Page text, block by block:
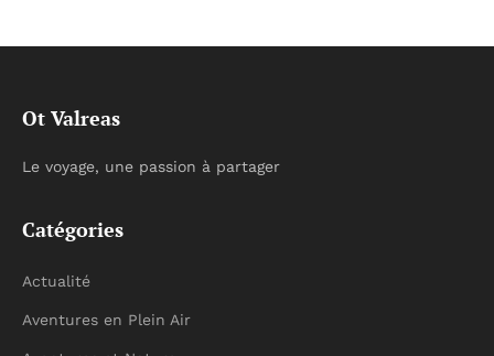
Ot Valreas
Le voyage, une passion à partager
Catégories
Actualité
Aventures en Plein Air